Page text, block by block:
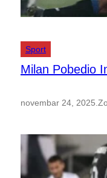
Sport
Milan Pobedio
novembar 24, 2025.